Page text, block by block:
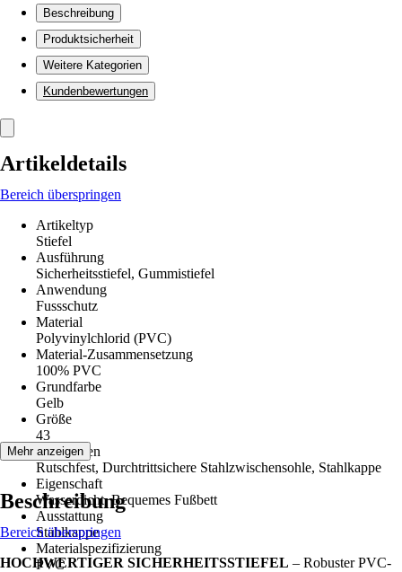
Beschreibung
Produktsicherheit
Weitere Kategorien
Kundenbewertungen
Artikeldetails
Bereich überspringen
Artikeltyp
Stiefel
Ausführung
Sicherheitsstiefel, Gummistiefel
Anwendung
Fussschutz
Material
Polyvinylchlorid (PVC)
Material-Zusammensetzung
100% PVC
Grundfarbe
Gelb
Größe
43
Funktionen
Rutschfest, Durchtrittsichere Stahlzwischensohle, Stahlkappe
Eigenschaft
Wasserdicht, Bequemes Fußbett
Ausstattung
Stahlkappe
Materialspezifizierung
PVC
Mehr anzeigen
Beschreibung
Bereich überspringen
HOCHWERTIGER SICHERHEITSSTIEFEL – Robuster PVC-